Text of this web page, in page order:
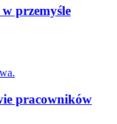
przemyśle
pracowników